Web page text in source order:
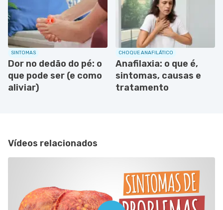
SINTOMAS
Dor no dedão do pé: o
que pode ser (e como
aliviar)
CHOQUE ANAFILÁTICO
Anafilaxia: o que é,
sintomas, causas e
tratamento
Vídeos relacionados